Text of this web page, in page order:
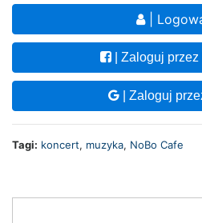
|
| Zaloguj
| Zaloguj
Tagi: koncert, muzyka, NoBo Cafe